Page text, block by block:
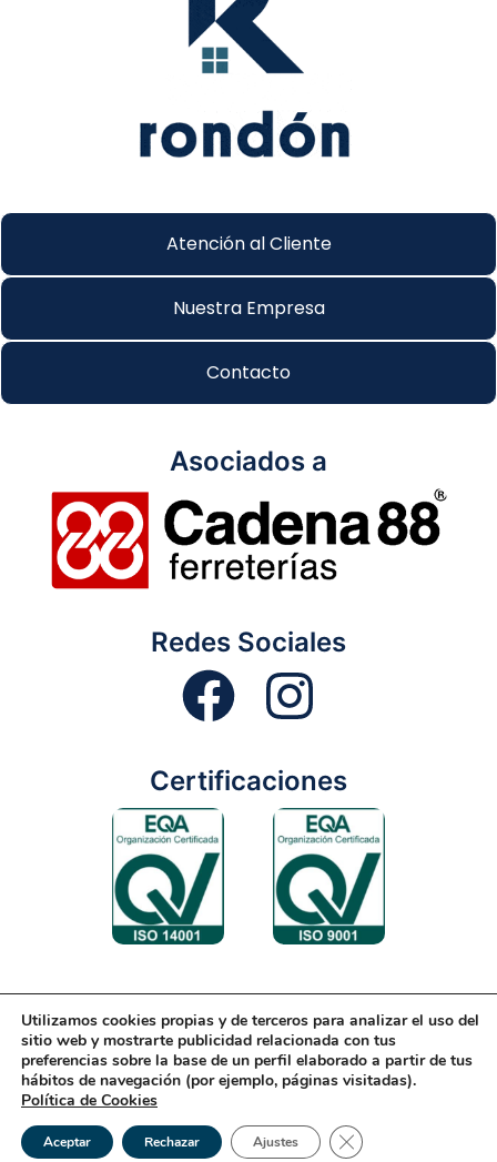
Atención al Cliente
Nuestra Empresa
Contacto
Asociados a
Redes Sociales
Certificaciones
Aviso Legal Condiciones Generales
Diseño Web
Política de Cookies
Política de Gestión
Política de Privacidad
© 2026 Rondón | Todos los derechos reservados
Utilizamos cookies propias y de terceros para analizar el uso del
sitio web y mostrarte publicidad relacionada con tus
preferencias sobre la base de un perfil elaborado a partir de tus
hábitos de navegación (por ejemplo, páginas visitadas).
Política de Cookies
Aceptar Rechazar Ajustes Cerrar el banner de